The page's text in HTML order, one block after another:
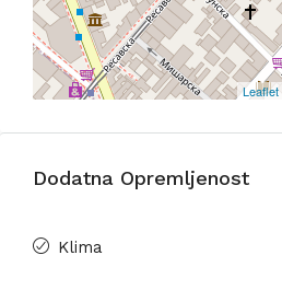
Leaflet
Dodatna Opremljenost
Klima